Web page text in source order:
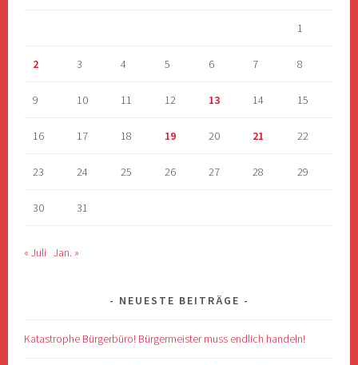
1
2 3 4 5 6 7 8
9 10 11 12 13 14 15
16 17 18 19 20 21 22
23 24 25 26 27 28 29
30 31
« Juli Jan. »
NEUESTE BEITRÄGE
Katastrophe Bürgerbüro! Bürgermeister muss endlich handeln!